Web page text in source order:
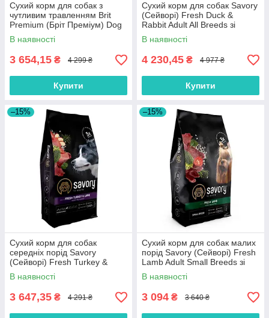
Сухий корм для собак з
чутливим травленням Brit
Premium (Бріт Преміум) Dog
Sensitive Lamb з ягням 15 кг
В наявності
3 654,15 ₴ 4 299 ₴
Купити
Сухий корм для собак Savory
(Cейворi) Fresh Duck &
Rabbit Adult All Breeds зі
свіжої качки та кролика 12 кг
В наявності
4 230,45 ₴ 4 977 ₴
Купити
–15%
Сухий корм для собак
середніх порід Savory
(Cейворi) Fresh Turkey &
Lamb Adult Medium Breeds зі
свіжим ягням та індичкою 12
кг
В наявності
3 647,35 ₴ 4 291 ₴
–15%
Сухий корм для собак малих
порід Savory (Cейворi) Fresh
Lamb Adult Small Breeds зі
свіжим ягням 8 кг
В наявності
3 094 ₴ 3 640 ₴